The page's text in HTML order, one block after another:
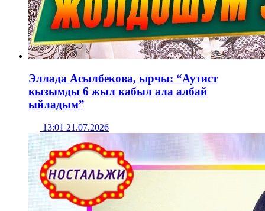
Эллада Асылбекова, ырчы: “Аутист
кызымды 6 жыл кабыл ала албай
ыйладым”
13:01 21.07.2026